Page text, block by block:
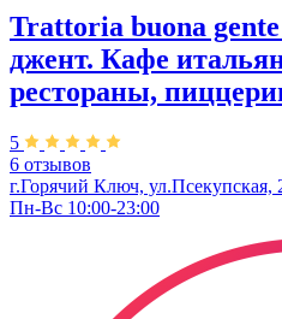
Trattoria buona
джент. ​Кафе
рестораны,
5
6 отзывов
г.Горячий Ключ, ул.Псекупская,
Пн-Вс 10:00-23:00